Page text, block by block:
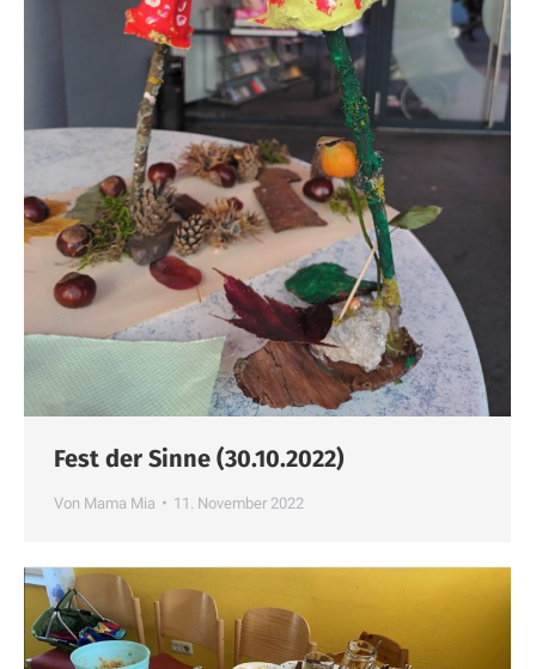
Fest der Sinne (30.10.2022)
Von Mama Mia 11. November 2022